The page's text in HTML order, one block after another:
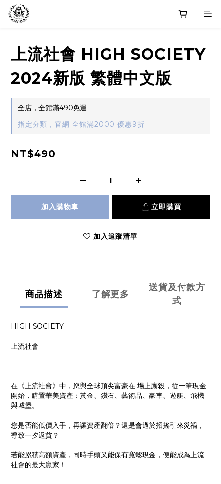
上流社會 HIGH SOCIETY
2024新版 繁體中文版
全店，全館滿490免運
指定分類，官網 全館滿2000 優惠9折
NT$490
加入購物車 立即購買
加入追蹤清單
商品描述 了解更多
送貨及付款方
式
HIGH SOCIETY
上流社會
在《上流社會》中，您與全球頂尖富豪在 場上廝殺，從一筆現金
開始，購置華美資產：黃金、鑽石、藝術品、豪車、遊艇、飛機
與城堡。
您是否能低價入手，再讓資產翻倍？還是會過於招搖引來災禍，
導致一夕返貧？
若能累積高額資產，同時手頭又能保有寬鬆現金，便能成為上流
社會的最大贏家！